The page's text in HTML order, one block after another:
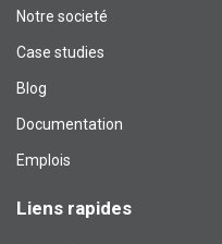
Notre societé
Case studies
Blog​
Documentation
Emplois
Liens rapides